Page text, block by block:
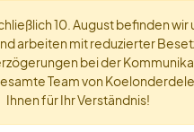
10. August befinden wir
arbeiten mit reduzierter
bei der
Team von
Ihnen für Ihr Verständnis!